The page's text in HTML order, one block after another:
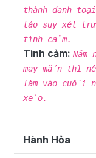
thành danh
táo suy xét
tình cảm.
Tình cảm:
may mắn thì
làm vào cuối
xẻo.
Hành Hỏa